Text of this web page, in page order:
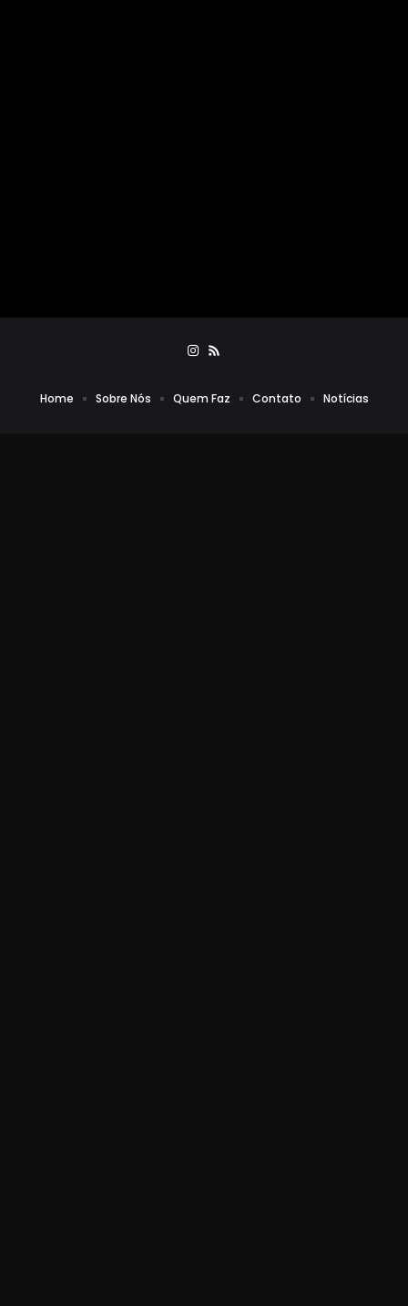
Home Sobre Nós Quem Faz Contato Notícias